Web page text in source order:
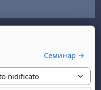
Семинар →